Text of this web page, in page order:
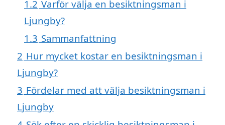
1.2 Varför välja en besiktningsman i
Ljungby?
1.3 Sammanfattning
2 Hur mycket kostar en besiktningsman i
Ljungby?
3 Fördelar med att välja besiktningsman i
Ljungby